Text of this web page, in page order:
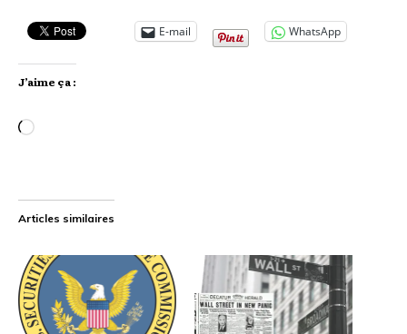
E-mail WhatsApp
J’aime ça :
Chargement…
Articles similaires